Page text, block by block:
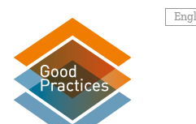
contenu
principal